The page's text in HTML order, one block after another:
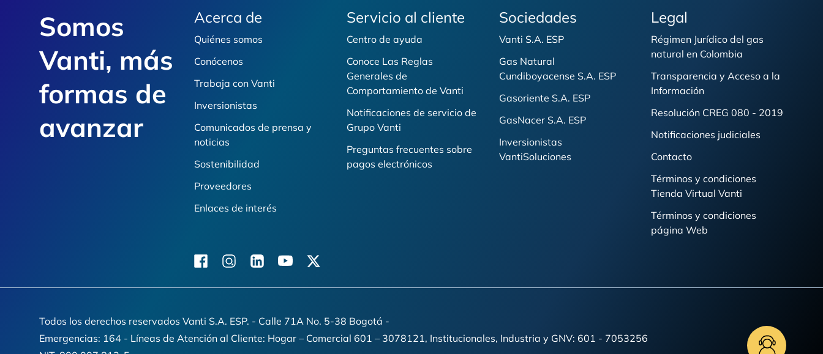
Somos
Vanti, más
formas de
avanzar
Acerca de
Quiénes somos
Conócenos
Trabaja con Vanti
Inversionistas
Comunicados de prensa y
noticias
Sostenibilidad
Proveedores
Enlaces de interés
Servicio al cliente
Centro de ayuda
Conoce Las Reglas
Generales de
Comportamiento de Vanti
Notificaciones de servicio de
Grupo Vanti
Preguntas frecuentes sobre
pagos electrónicos
Sociedades
Vanti S.A. ESP
Gas Natural
Cundiboyacense S.A. ESP
Gasoriente S.A. ESP
GasNacer S.A. ESP
Inversionistas
VantiSoluciones
Legal
Régimen Jurídico del gas
natural en Colombia
Transparencia y Acceso a la
Información
Resolución CREG 080 - 2019
Notificaciones judiciales
Contacto
Términos y condiciones
Tienda Virtual Vanti
Términos y condiciones
página Web
facebookinstagram
linkedin youtubetwitter
Todos los derechos reservados Vanti S.A. ESP. - Calle 71A No. 5-38 Bogotá -
Emergencias: 164 - Líneas de Atención al Cliente: Hogar – Comercial 601 – 3078121, Institucionales, Industria y GNV: 601 - 7053256